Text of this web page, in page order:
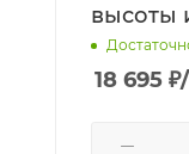
высоты
18 695 ₽